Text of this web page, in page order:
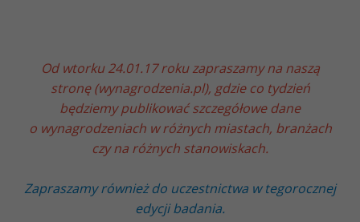
Od wtorku 24.01.17 roku zapraszamy na naszą
stronę (wynagrodzenia.pl), gdzie co tydzień
będziemy publikować szczegółowe dane
o wynagrodzeniach w różnych miastach, branżach
czy na różnych stanowiskach.
Zapraszamy również do uczestnictwa w tegorocznej
edycji badania.